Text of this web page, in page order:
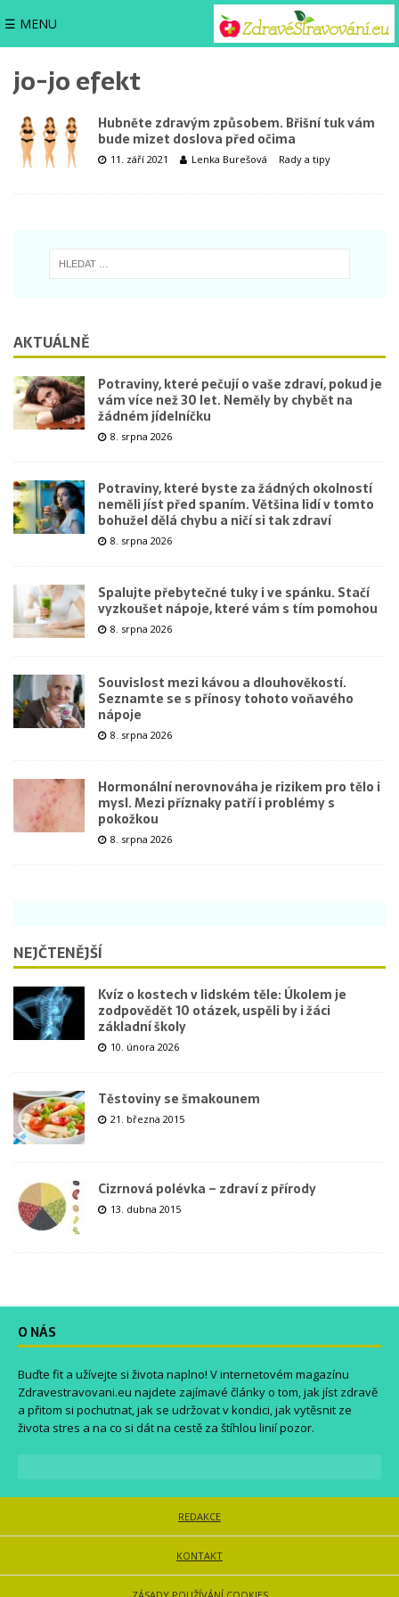
☰ MENU
jo-jo efekt
Hubněte zdravým způsobem. Břišní tuk vám
bude mizet doslova před očima
11. září 2021 Lenka Burešová Rady a tipy
AKTUÁLNĚ
Potraviny, které pečují o vaše zdraví, pokud je
vám více než 30 let. Neměly by chybět na
žádném jídelníčku
8. srpna 2026
Potraviny, které byste za žádných okolností
neměli jíst před spaním. Většina lidí v tomto
bohužel dělá chybu a ničí si tak zdraví
8. srpna 2026
Spalujte přebytečné tuky i ve spánku. Stačí
vyzkoušet nápoje, které vám s tím pomohou
8. srpna 2026
Souvislost mezi kávou a dlouhověkostí.
Seznamte se s přínosy tohoto voňavého
nápoje
8. srpna 2026
Hormonální nerovnováha je rizikem pro tělo i
mysl. Mezi příznaky patří i problémy s
pokožkou
8. srpna 2026
NEJČTENĚJŠÍ
Kvíz o kostech v lidském těle: Úkolem je
zodpovědět 10 otázek, uspěli by i žáci
základní školy
10. února 2026
Těstoviny se šmakounem
21. března 2015
Cizrnová polévka – zdraví z přírody
13. dubna 2015
O NÁS
Buďte fit a užívejte si života naplno! V internetovém magazínu
Zdravestravovani.eu najdete zajímavé články o tom, jak jíst zdravě
a přitom si pochutnat, jak se udržovat v kondici, jak vytěsnit ze
života stres a na co si dát na cestě za štíhlou linií pozor.
REDAKCE
KONTAKT